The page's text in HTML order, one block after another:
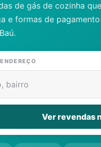
de gás de cozinha
e formas de
Baú.
bairro
Ver revendas